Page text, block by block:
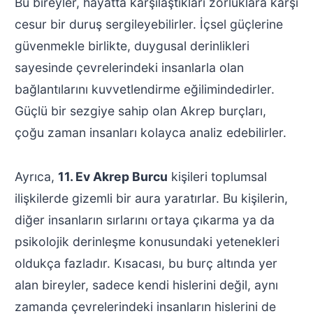
cesur bir duruş sergileyebilirler. İçsel güçlerine
güvenmekle birlikte, duygusal derinlikleri
sayesinde çevrelerindeki insanlarla olan
bağlantılarını kuvvetlendirme eğilimindedirler.
Güçlü bir sezgiye sahip olan Akrep burçları,
çoğu zaman insanları kolayca analiz edebilirler.
Ayrıca, 11. Ev Akrep Burcu kişileri toplumsal
ilişkilerde gizemli bir aura yaratırlar. Bu kişilerin,
diğer insanların sırlarını ortaya çıkarma ya da
psikolojik derinleşme konusundaki yetenekleri
oldukça fazladır. Kısacası, bu burç altında yer
alan bireyler, sadece kendi hislerini değil, aynı
zamanda çevrelerindeki insanların hislerini de